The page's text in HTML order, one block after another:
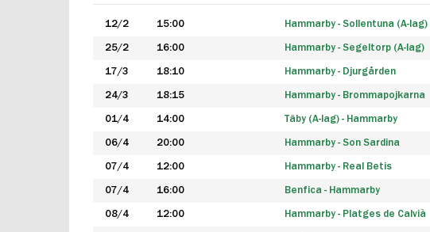
12/2 15:00 Hammarby - Sollentuna (A-lag)
25/2 16:00 Hammarby - Segeltorp (A-lag)
17/3 18:10 Hammarby - Djurgården
24/3 18:15 Hammarby - Brommapojkarna
01/4 14:00 Täby (A-lag) - Hammarby
06/4 20:00 Hammarby - Son Sardina
07/4 12:00 Hammarby - Real Betis
07/4 16:00 Benfica - Hammarby
08/4 12:00 Hammarby - Platges de Calvià